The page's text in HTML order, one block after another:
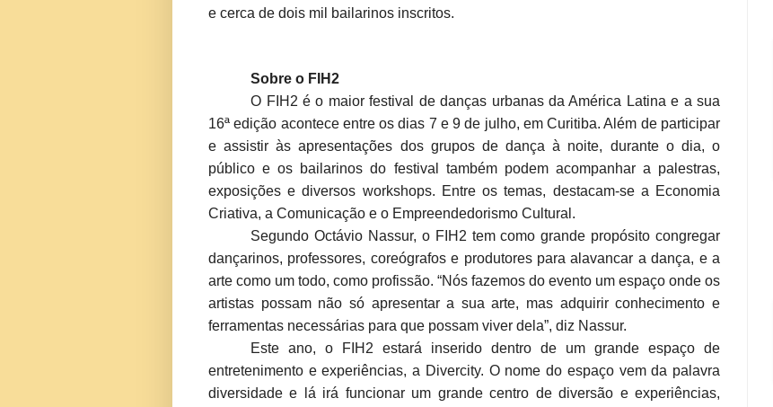
e cerca de dois mil bailarinos inscritos.
Sobre o FIH2
O FIH2 é o maior festival de danças urbanas da América Latina e a sua
16ª edição acontece entre os dias 7 e 9 de julho, em Curitiba. Além de participar
e assistir às apresentações dos grupos de dança à noite, durante o dia, o
público e os bailarinos do festival também podem acompanhar a palestras,
exposições e diversos workshops. Entre os temas, destacam-se a Economia
Criativa, a Comunicação e o Empreendedorismo Cultural.
Segundo Octávio Nassur, o FIH2 tem como grande propósito congregar
dançarinos, professores, coreógrafos e produtores para alavancar a dança, e a
arte como um todo, como profissão. “Nós fazemos do evento um espaço onde os
artistas possam não só apresentar a sua arte, mas adquirir conhecimento e
ferramentas necessárias para que possam viver dela”, diz Nassur.
Este ano, o FIH2 estará inserido dentro de um grande espaço de
entretenimento e experiências, a Divercity. O nome do espaço vem da palavra
diversidade e lá irá funcionar um grande centro de diversão e experiências,